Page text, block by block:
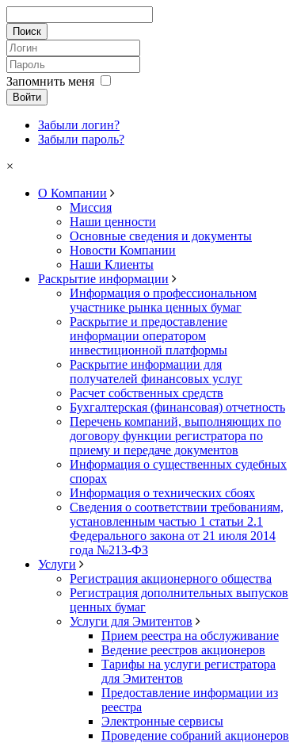
Запомнить меня
Войти
Забыли логин?
Забыли пароль?
×
О Компании
Миссия
Наши ценности
Основные сведения и документы
Новости Компании
Наши Клиенты
Раскрытие информации
Информация о профессиональном
участнике рынка ценных бумаг
Раскрытие и предоставление
информации оператором
инвестиционной платформы
Раскрытие информации для
получателей финансовых услуг
Расчет собственных средств
Бухгалтерская (финансовая) отчетность
Перечень компаний, выполняющих по
договору функции регистратора по
приему и передаче документов
Информация о существенных судебных
спорах
Информация о технических сбоях
Сведения о соответствии требованиям,
установленным частью 1 статьи 2.1
Федерального закона от 21 июля 2014
года №213-ФЗ
Услуги
Регистрация акционерного общества
Регистрация дополнительных выпусков
ценных бумаг
Услуги для Эмитентов
Прием реестра на обслуживание
Ведение реестров акционеров
Тарифы на услуги регистратора
для Эмитентов
Предоставление информации из
реестра
Электронные сервисы
Проведение собраний акционеров